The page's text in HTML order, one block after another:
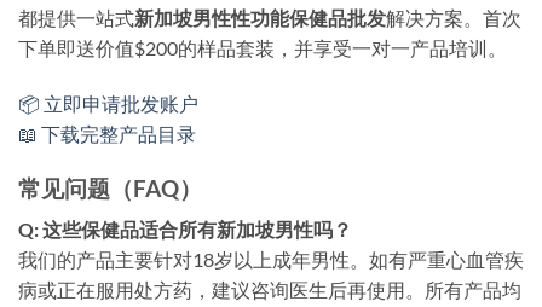
都提供一站式新加坡男性性功能保健品批发解决方案。首次
下单即送价值$200的样品套装，并享受一对一产品培训。
📦 立即申请批发账户
📖 下载完整产品目录
常见问题（FAQ）
Q: 这些保健品适合所有新加坡男性吗？
我们的产品主要针对18岁以上成年男性。如有严重心血管疾
病或正在服用处方药，建议咨询医生后再使用。所有产品均